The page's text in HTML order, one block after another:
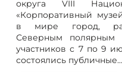
округа VIII
«Корпоративный
в мире город,
Северным полярным
участников с 7 по 9
состоялись публичные...